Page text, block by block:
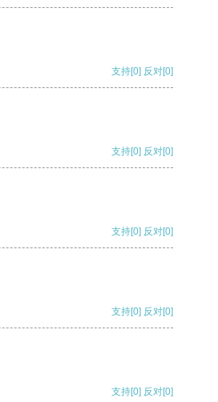
支持[0] 反对[0]
支持[0] 反对[0]
支持[0] 反对[0]
支持[0] 反对[0]
支持[0] 反对[0]